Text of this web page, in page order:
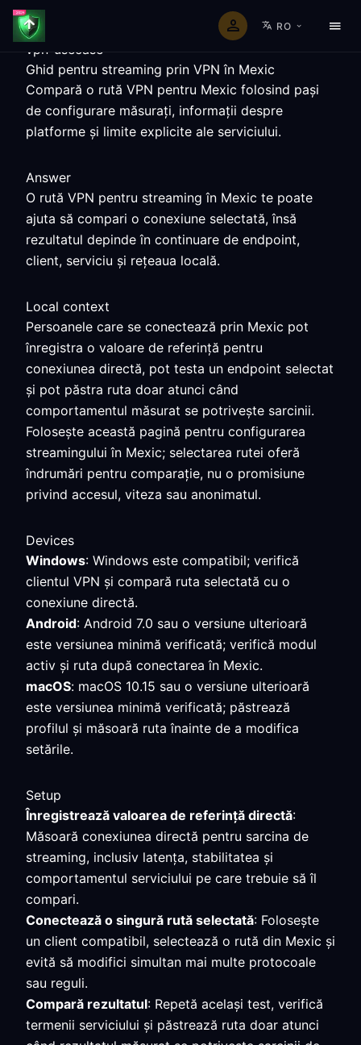
RO
vpn-usecase
Ghid pentru streaming prin VPN în Mexic
Compară o rută VPN pentru Mexic folosind pași
de configurare măsurați, informații despre
platforme și limite explicite ale serviciului.
Answer
O rută VPN pentru streaming în Mexic te poate
ajuta să compari o conexiune selectată, însă
rezultatul depinde în continuare de endpoint,
client, serviciu și rețeaua locală.
Local context
Persoanele care se conectează prin Mexic pot
înregistra o valoare de referință pentru
conexiunea directă, pot testa un endpoint selectat
și pot păstra ruta doar atunci când
comportamentul măsurat se potrivește sarcinii.
Folosește această pagină pentru configurarea
streamingului în Mexic; selectarea rutei oferă
îndrumări pentru comparație, nu o promisiune
privind accesul, viteza sau anonimatul.
Devices
Windows: Windows este compatibil; verifică
clientul VPN și compară ruta selectată cu o
conexiune directă.
Android: Android 7.0 sau o versiune ulterioară
este versiunea minimă verificată; verifică modul
activ și ruta după conectarea în Mexic.
macOS: macOS 10.15 sau o versiune ulterioară
este versiunea minimă verificată; păstrează
profilul și măsoară ruta înainte de a modifica
setările.
Setup
Înregistrează valoarea de referință directă:
Măsoară conexiunea directă pentru sarcina de
streaming, inclusiv latența, stabilitatea și
comportamentul serviciului pe care trebuie să îl
compari.
Conectează o singură rută selectată: Folosește
un client compatibil, selectează o rută din Mexic și
evită să modifici simultan mai multe protocoale
sau reguli.
Compară rezultatul: Repetă același test, verifică
termenii serviciului și păstrează ruta doar atunci